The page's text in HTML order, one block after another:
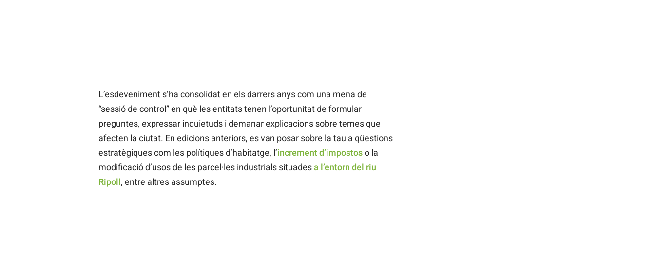
L’esdeveniment s’ha consolidat en els darrers anys com una mena de
“sessió de control” en què les entitats tenen l’oportunitat de formular
preguntes, expressar inquietuds i demanar explicacions sobre temes que
afecten la ciutat. En edicions anteriors, es van posar sobre la taula qüestions
estratègiques com les polítiques d’habitatge, l’increment d’impostoso la
modificació d’usos de les parcel·les industrials situadesa l’entorn del riu
Ripoll, entre altres assumptes.